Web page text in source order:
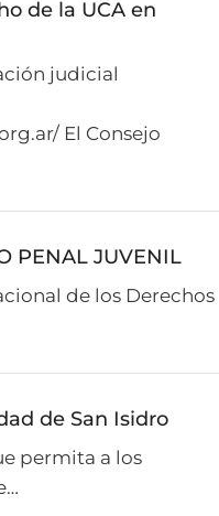
de la UCA en
judicial
El Consejo
PENAL JUVENIL
de los Derechos
de San Isidro
permita a los